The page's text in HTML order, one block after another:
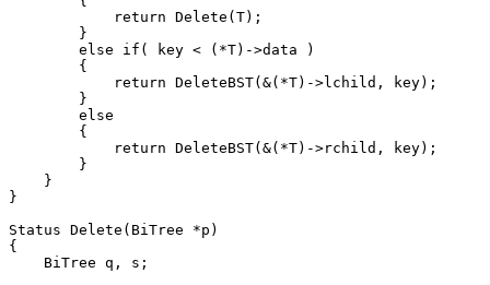
            return Delete(T);
        }
        else if( key < (*T)->data )
        {
            return DeleteBST(&(*T)->lchild, key);
        }
        else
        {
            return DeleteBST(&(*T)->rchild, key);
        }
    }
}
Status Delete(BiTree *p)
{
    BiTree q, s;